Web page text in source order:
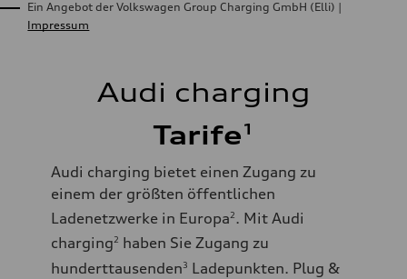
Ein Angebot der Volkswagen Group Charging GmbH (Elli) |
Impressum
Audi charging
Tarife 1
Audi charging bietet einen Zugang zu
einem der größten öffentlichen
Ladenetzwerke in Europa2. Mit Audi
charging2 haben Sie Zugang zu
hunderttausenden3 Ladepunkten. Plug &